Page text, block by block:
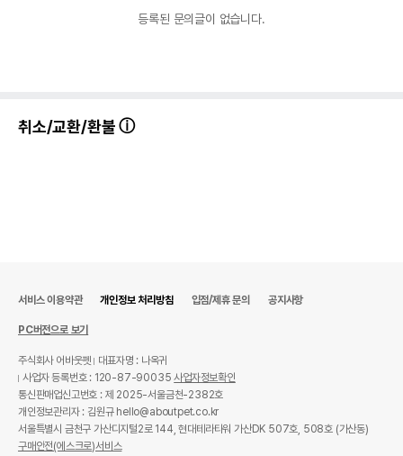
등록된 문의글이 없습니다.
취소/교환/환불
서비스 이용약관 개인정보 처리방침 입점/제휴 문의 공지사항
PC버전으로 보기
주식회사 어바웃펫
대표자명 : 나옥귀
사업자 등록번호 : 120-87-90035사업자정보확인
통신판매업신고번호 : 제 2025-서울금천-2382호
개인정보관리자 : 김원규 hello@aboutpet.co.kr
서울특별시 금천구 가산디지털2로 144, 현대테라타워 가산DK 507호, 508호 (가산동)
구매안전(에스크로)서비스